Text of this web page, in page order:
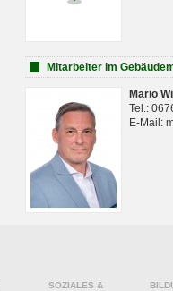
Mitarbeiter im
Mario
Tel.:
E-Mail:
SOZIALES &